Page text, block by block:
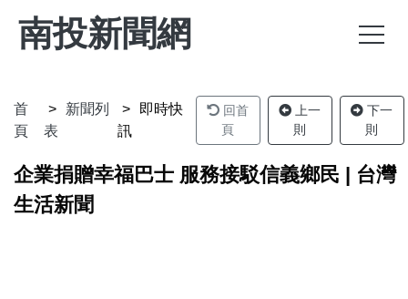
南投新聞網
首
頁
新聞列
表
即時快
訊
回首
頁
上一
則
下一
則
企業捐贈幸福巴士 服務接駁信義鄉民 | 台灣
生活新聞